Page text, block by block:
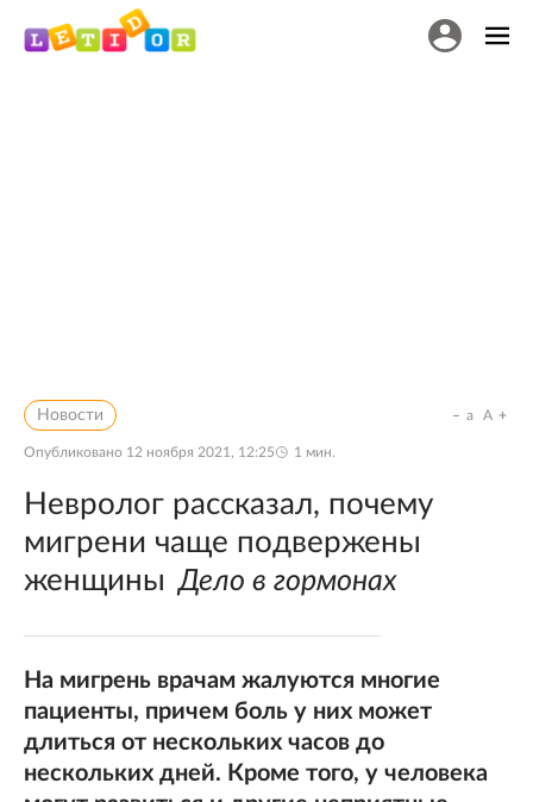
Новости
Опубликовано 12 ноября 2021, 12:25 1 мин.
a A
Невролог рассказал, почему
мигрени чаще подвержены
женщины Дело в гормонах
На мигрень врачам жалуются многие
пациенты, причем боль у них может
длиться от нескольких часов до
нескольких дней. Кроме того, у человека